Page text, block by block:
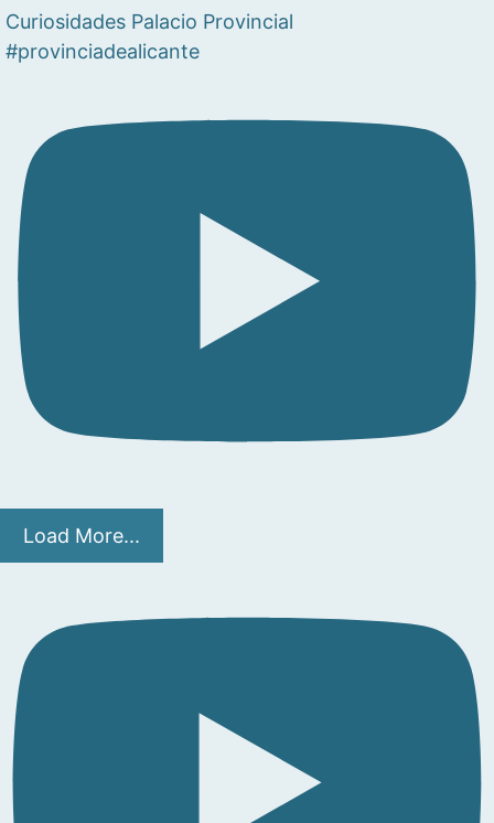
Curiosidades Palacio Provincial
#provinciadealicante
Load More...